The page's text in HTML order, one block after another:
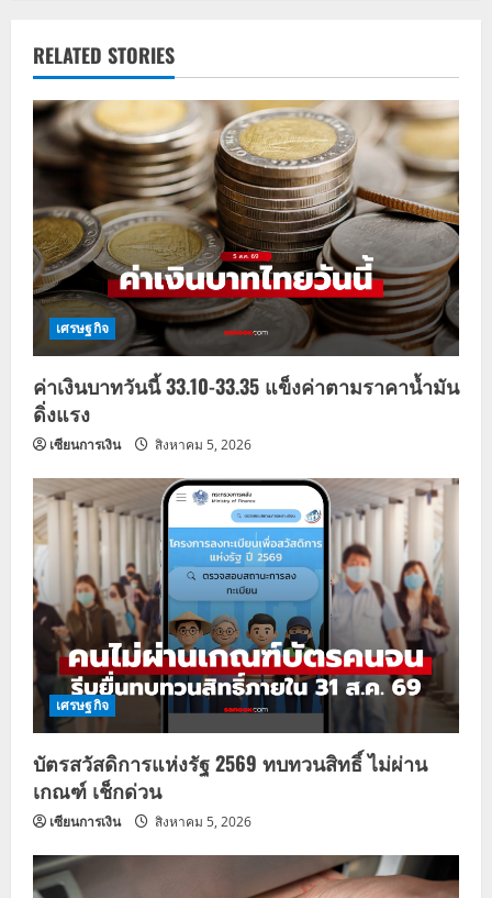
v
i
g
a
t
i
o
n
RELATED STORIES
เศรษฐกิจ
ค่าเงินบาทวันนี้ 33.10-33.35 แข็งค่าตามราคาน้ำมัน
ดิ่งแรง
เซียนการเงิน สิงหาคม 5, 2026
เศรษฐกิจ
บัตรสวัสดิการแห่งรัฐ 2569 ทบทวนสิทธิ์ ไม่ผ่าน
เกณฑ์ เช็กด่วน
เซียนการเงิน สิงหาคม 5, 2026